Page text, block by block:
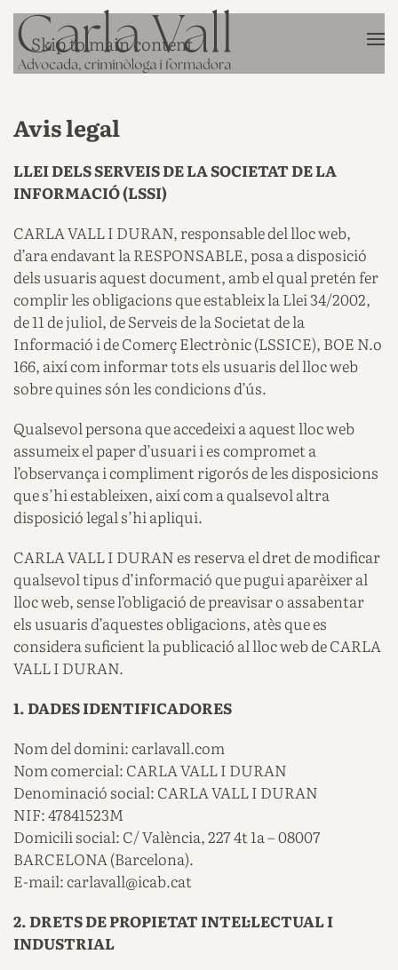
Skip to main content
Avis legal
LLEI DELS SERVEIS DE LA SOCIETAT DE LA
INFORMACIÓ (LSSI)
CARLA VALL I DURAN, responsable del lloc web,
d’ara endavant la RESPONSABLE, posa a disposició
dels usuaris aquest document, amb el qual pretén fer
complir les obligacions que estableix la Llei 34/2002,
de 11 de juliol, de Serveis de la Societat de la
Informació i de Comerç Electrònic (LSSICE), BOE N.o
166, així com informar tots els usuaris del lloc web
sobre quines són les condicions d’ús.
Qualsevol persona que accedeixi a aquest lloc web
assumeix el paper d’usuari i es compromet a
l’observança i compliment rigorós de les disposicions
que s’hi estableixen, així com a qualsevol altra
disposició legal s’hi apliqui.
CARLA VALL I DURAN es reserva el dret de modificar
qualsevol tipus d’informació que pugui aparèixer al
lloc web, sense l’obligació de preavisar o assabentar
els usuaris d’aquestes obligacions, atès que es
considera suficient la publicació al lloc web de CARLA
VALL I DURAN.
1. DADES IDENTIFICADORES
Nom del domini: carlavall.com
Nom comercial: CARLA VALL I DURAN
Denominació social: CARLA VALL I DURAN
NIF: 47841523M
Domicili social: C/ València, 227 4t 1a – 08007
BARCELONA (Barcelona).
E-mail: carlavall@icab.cat
2. DRETS DE PROPIETAT INTEL·LECTUAL I
INDUSTRIAL